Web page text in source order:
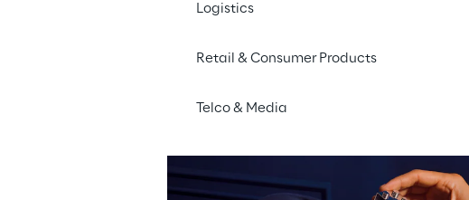
Logistics
Retail & Consumer Products
Telco & Media